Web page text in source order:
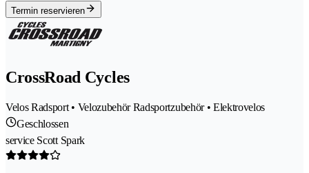
Termin reservieren
CrossRoad Cycles
Velos Radsport • Velozubehör Radsportzubehör • Elektrovelos
Geschlossen
service Scott Spark